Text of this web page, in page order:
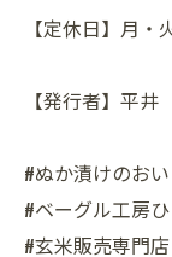
【定休日】月・
【発行者】平
#ぬか漬けのお
#ベーグル工房
#玄米販売専門